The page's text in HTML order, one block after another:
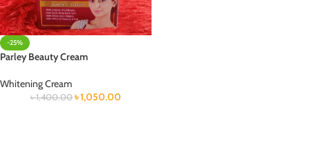
-25%
Parley Beauty Cream
Whitening Cream
৳1,400.00 ৳1,050.00